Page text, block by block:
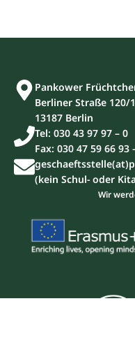
Pankower
Berliner Straße 120/
13187 Berlin
Tel: 030 43 97 97 – 0
Fax: 030 47 59 66 93
(kein Schul- oder
Wir